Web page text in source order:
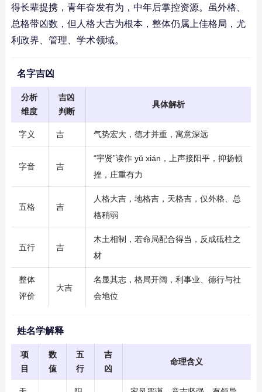
得长辈提携，青年奋发有为，中年后掌控资源。虽外格、
总格带凶数，但人格大吉为根本，整体仍属上佳格局，尤
利政界、管理、学术领域。
名字吉凶
分析
维度
吉凶
判断
具体解析
字义 吉 气势宏大，德才并重，寓意深远
字音 吉
“宇贤”读作 yǔ xián，上声接阳平，抑扬顿
挫，庄重有力
五格 吉
人格大吉，地格吉，天格吉，仅外格、总
格稍弱
五行 吉
木土相制，若命局配合得当，反成砥柱之
材
整体
评价
大吉
名显其志，格局开阔，利事业、德行与社
会地位
姓名学解释
项
目
数
值
五
行
吉
凶
命理含义